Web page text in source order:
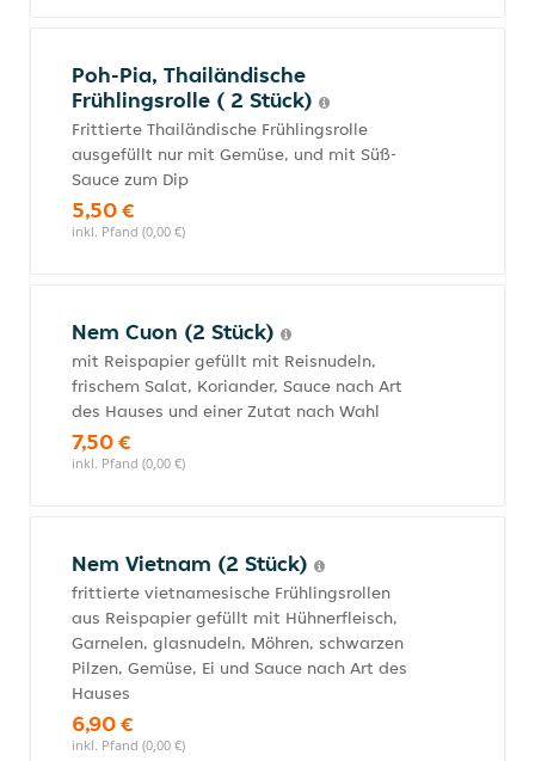
Poh-Pia, Thailändische
Frühlingsrolle ( 2 Stück)
Frittierte Thailändische Frühlingsrolle
ausgefüllt nur mit Gemüse, und mit Süß-
Sauce zum Dip
5,50 €
inkl. Pfand (0,00 €)
Nem Cuon (2 Stück)
mit Reispapier gefüllt mit Reisnudeln,
frischem Salat, Koriander, Sauce nach Art
des Hauses und einer Zutat nach Wahl
7,50 €
inkl. Pfand (0,00 €)
Nem Vietnam (2 Stück)
frittierte vietnamesische Frühlingsrollen
aus Reispapier gefüllt mit Hühnerfleisch,
Garnelen, glasnudeln, Möhren, schwarzen
Pilzen, Gemüse, Ei und Sauce nach Art des
Hauses
6,90 €
inkl. Pfand (0,00 €)